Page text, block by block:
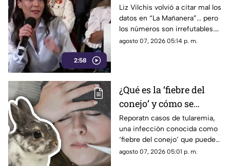
2:58
datos: TV Azteca es el
medio tradicional con
mayor alcance y
credibilidad de México
Liz Vilchis volvió a citar mal los
datos en “La Mañanera”... pero
los números son irrefutables.
El estudio internacional de
evidencia, nadie puede.
agosto 07, 2026 05:14 p. m.
¿Qué es la ‘fiebre del
conejo’ y cómo se
contagia? Reportan
casos de tularemia y
genera alerta en la
población
Reporatn casos de tularemia,
una infección conocida como
‘fiebre del conejo’ que puede
resultar muy grave. Te
agosto 07, 2026 05:01 p. m.